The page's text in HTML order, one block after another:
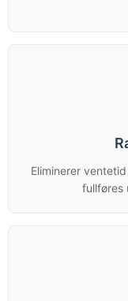
Eliminerer
fullføres